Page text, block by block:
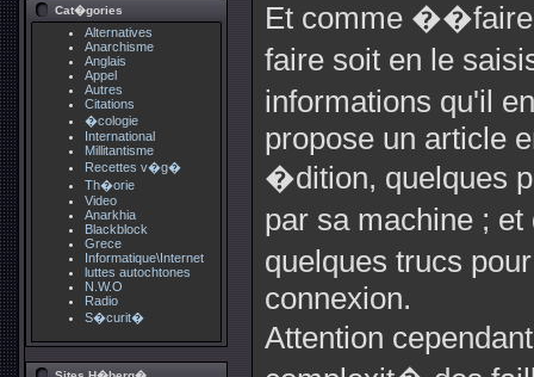
Cat�gories
Alternatives
Anarchisme
Anglais
Appel
Autres
Citations
�cologie
International
Millitantisme
Recettes v�g�
Th�orie
Video
Anarkhia
Blackblock
Grece
Informatique\Internet
luttes autochtones
N.W.O
Radio
S�curit�
Et comme
faire soit en le
informations qu'il
propose un article
�dition, quelques
par sa machine ;
quelques trucs
connexion.
Attention